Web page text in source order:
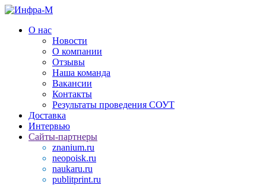
О нас
Новости
О компании
Отзывы
Наша команда
Вакансии
Контакты
Результаты проведения СОУТ
Доставка
Интервью
Сайты-партнеры
znanium.ru
neopoisk.ru
naukaru.ru
publitprint.ru